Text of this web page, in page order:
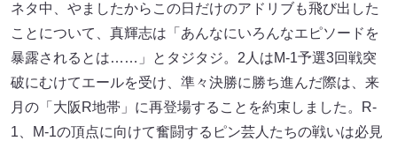
ネタ中、やましたからこの日だけのアドリブも飛び出した
ことについて、真輝志は「あんなにいろんなエピソードを
暴露されるとは……」とタジタジ。2人はM-1予選3回戦突
破にむけてエールを受け、準々決勝に勝ち進んだ際は、来
月の「大阪R地帯」に再登場することを約束しました。R-
1、M-1の頂点に向けて奮闘するピン芸人たちの戦いは必見